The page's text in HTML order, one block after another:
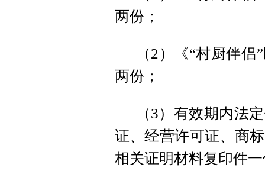
两份；
（2）《“村厨伴
两份；
（3）有效期内法
证、经营许可证、商
相关证明材料复印件